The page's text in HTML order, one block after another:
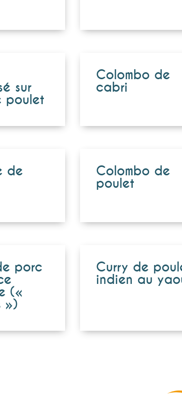
sur
poulet
Colombo de
cabri
de Colombo de
poulet
porc
(«
»)
Curry de
indien au